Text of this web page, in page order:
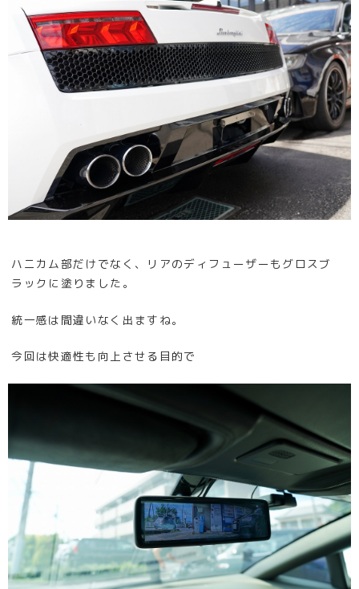
ハニカム部だけでなく、リアのディフューザーもグロスブ
ラックに塗りました。
統一感は間違いなく出ますね。
今回は快適性も向上させる目的で